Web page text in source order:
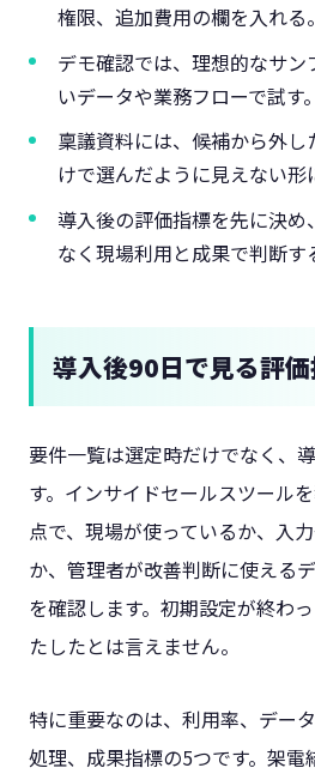
権限、追加費用の欄を入れる。
デモ確認では、理想的なサ
いデータや業務フローで試す。
稟議資料には、候補から外
けで選んだように見えない形
導入後の評価指標を先に決
なく現場利用と成果で判断す
導入後90日で見る評
要件一覧は選定時だけでなく、
す。インサイドセールスツール
点で、現場が使っているか、入
か、管理者が改善判断に使える
を確認します。初期設定が終わ
たしたとは言えません。
特に重要なのは、利用率、デー
処理、成果指標の5つです。架電